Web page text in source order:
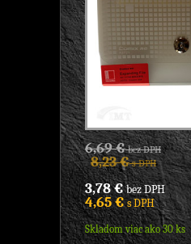
6,69 €bez DPH
8,23 €s DPH
3,78 €bez DPH
4,65 €s DPH
Skladom viac ako 30 ks